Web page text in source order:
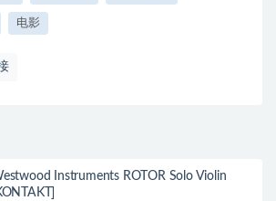
电影
Instruments ROTOR Solo Violin